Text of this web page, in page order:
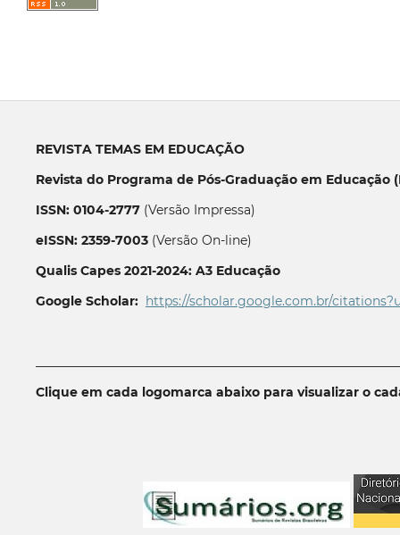
REVISTA TEMAS EM EDUCAÇÃO
Revista do Programa de Pós-Graduação em Educação
ISSN: 0104-2777(Versão Impressa)
eISSN: 2359-7003(Versão On-line)
Qualis Capes 2021-2024: A3 Educação
Google Scholar: https://scholar.google.com.br/
Clique em cada logomarca abaixo para visualizar o